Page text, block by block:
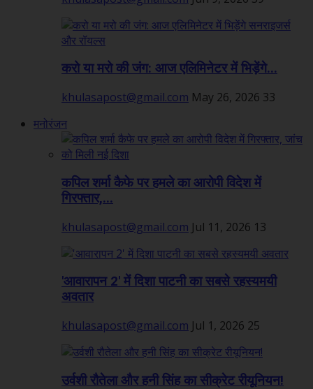
करो या मरो की जंग: आज एलिमिनेटर में भिड़ेंगे...
khulasapost@gmail.com May 26, 2026 33
मनोरंजन
कपिल शर्मा कैफे पर हमले का आरोपी विदेश में
गिरफ्तार,...
khulasapost@gmail.com Jul 11, 2026 13
'आवारापन 2' में दिशा पाटनी का सबसे रहस्यमयी
अवतार
khulasapost@gmail.com Jul 1, 2026 25
उर्वशी रौतेला और हनी सिंह का सीक्रेट रीयूनियन!